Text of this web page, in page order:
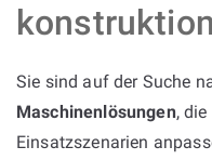
Sie sind auf der Suche
Maschinenlösungen,
Einsatzszenarien